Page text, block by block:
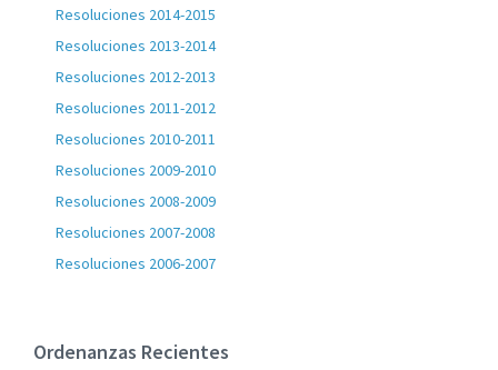
Resoluciones 2014-2015
Resoluciones 2013-2014
Resoluciones 2012-2013
Resoluciones 2011-2012
Resoluciones 2010-2011
Resoluciones 2009-2010
Resoluciones 2008-2009
Resoluciones 2007-2008
Resoluciones 2006-2007
Ordenanzas Recientes